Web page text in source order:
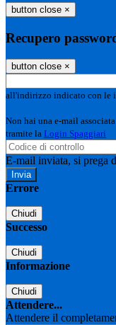
button close ×
Recupero
button close ×
all'indirizzo indicato con le
Non hai una e-mail
tramite la Login Spaggiari
E-mail inviata, si prega
Errore
Chiudi
Successo
Chiudi
Informazione
Chiudi
Attendere...
Attendere il